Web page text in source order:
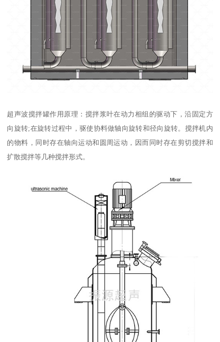
超声波搅拌罐作用原理：搅拌浆叶在动力相组的驱动下，沿固定方
向旋转;在旋转过程中，驱使协料做轴向旋转和径向旋转。搅拌机内
的物料，同时存在轴向运动和圆周运动，因而同时存在剪切搅拌和
扩散搅拌等几种搅拌形式。